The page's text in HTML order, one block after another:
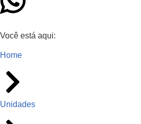
Você está aqui:
Home
Unidades